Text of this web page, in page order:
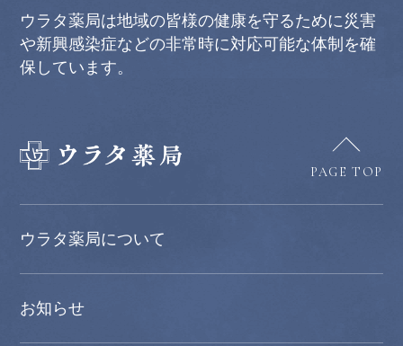
ウラタ薬局は地域の皆様の健康を守るために災害
や新興感染症などの非常時に対応可能な体制を確
保しています。
PAGE TOP
ウラタ薬局について
お知らせ